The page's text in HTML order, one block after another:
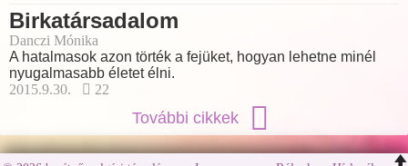
Birkatársadalom
Danczi Mónika
A hatalmasok azon törték a fejüket, hogyan lehetne minél
nyugalmasabb életet élni.
2015.9.30.
22
További cikkek